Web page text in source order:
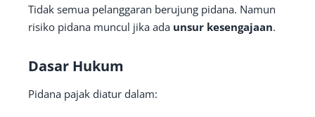
Tidak semua pelanggaran berujung pidana. Namun
risiko pidana muncul jika ada unsur kesengajaan.
Dasar Hukum
Pidana pajak diatur dalam: